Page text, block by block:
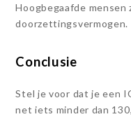
Hoogbegaafde mensen
doorzettingsvermogen.
Conclusie
Stel je voor dat je een
net iets minder dan